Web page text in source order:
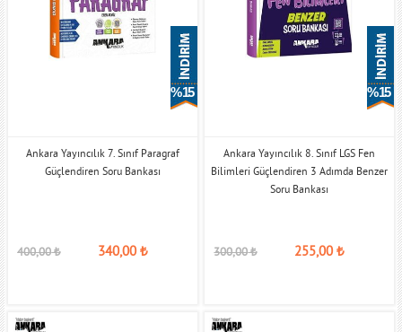
% 15
Ankara Yayıncılık 7. Sınıf Paragraf
Güçlendiren Soru Bankası
400,00₺ 340,00₺
% 15
Ankara Yayıncılık 8. Sınıf LGS Fen
Bilimleri Güçlendiren 3 Adımda Benzer
Soru Bankası
300,00₺ 255,00₺